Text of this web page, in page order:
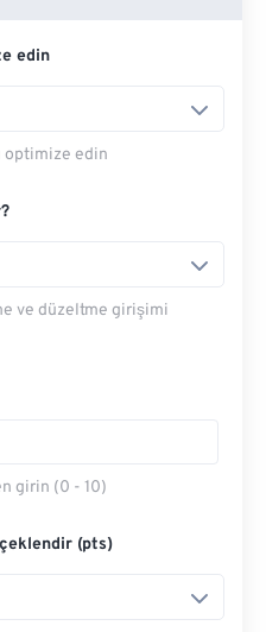
edin
optimize edin
ve düzeltme girişimi
girin (0 - 10)
(pts)